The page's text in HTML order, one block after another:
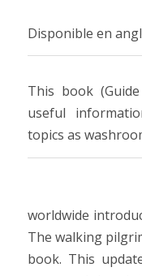
Disponible en
This book
useful
topics as
worldwide
The walking
book. This